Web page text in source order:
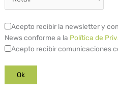
Acepto recibir la newsletter y
News conforme a la Política de
Acepto recibir comunicaciones